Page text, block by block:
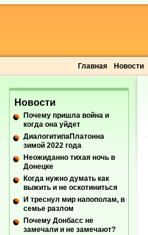
Главная Новости
Новости
Почему пришла война и
когда она уйдет
ДиалогитипаПлатонна
зимой 2022 года
Неожиданно тихая ночь в
Донецке
Когда нужно думать как
выжить и не оскотиниться
И треснул мир напополам, в
семье разлом
Почему Донбасс не
замечали и не замечают?